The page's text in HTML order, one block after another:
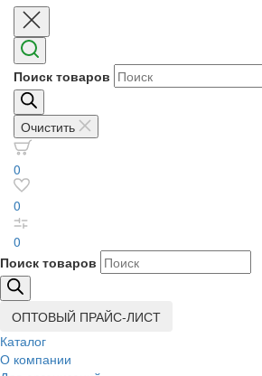
Поиск товаров
Очистить
0
0
0
Поиск товаров
ОПТОВЫЙ ПРАЙС-ЛИСТ
Каталог
О компании